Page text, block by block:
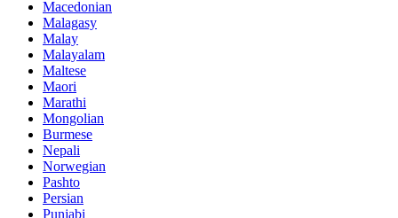
Macedonian
Malagasy
Malay
Malayalam
Maltese
Maori
Marathi
Mongolian
Burmese
Nepali
Norwegian
Pashto
Persian
Punjabi